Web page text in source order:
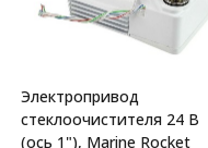
Электропривод
стеклоочистителя 24 В
(ось 1"), Marine Rocket